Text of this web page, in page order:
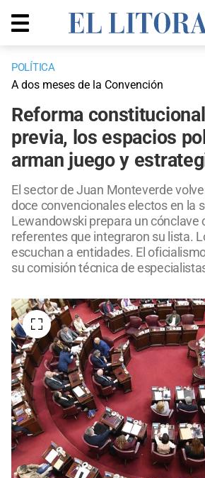
POLÍTICA
A dos meses de la Convención
Reforma
previa, los espacios
arman juego y
El sector de Juan Monteverde
doce convencionales electos en la
Lewandowski prepara un cónclave
referentes que integraron su lista.
escuchan a entidades. El
su comisión técnica de